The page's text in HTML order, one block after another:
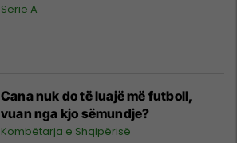
Serie A
Cana nuk do të luajë më futboll,
vuan nga kjo sëmundje?
Kombëtarja e Shqipërisë